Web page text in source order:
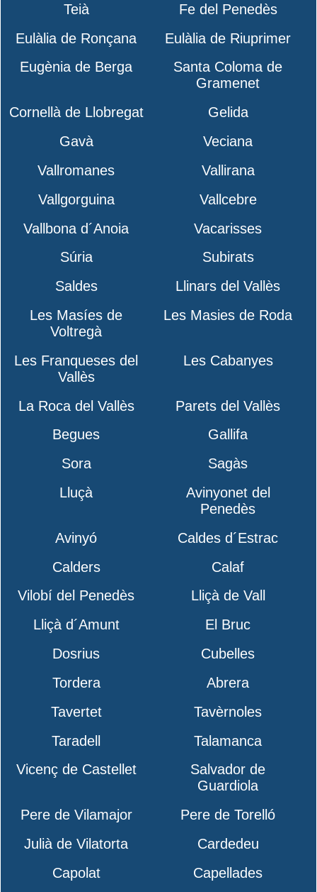
Teià
Fe del Penedès
Eulàlia de Ronçana
Eulàlia de Riuprimer
Eugènia de Berga
Santa Coloma de
Gramenet
Cornellà de Llobregat
Gelida
Gavà
Veciana
Vallromanes
Vallirana
Vallgorguina
Vallcebre
Vallbona d´Anoia
Vacarisses
Súria
Subirats
Saldes
Llinars del Vallès
Les Masíes de
Voltregà
Les Masies de Roda
Les Franqueses del
Vallès
Les Cabanyes
La Roca del Vallès
Parets del Vallès
Begues
Gallifa
Sora
Sagàs
Lluçà
Avinyonet del
Penedès
Avinyó
Caldes d´Estrac
Calders
Calaf
Vilobí del Penedès
Lliçà de Vall
Lliçà d´Amunt
El Bruc
Dosrius
Cubelles
Tordera
Abrera
Tavertet
Tavèrnoles
Taradell
Talamanca
Vicenç de Castellet
Salvador de
Guardiola
Pere de Vilamajor
Pere de Torelló
Julià de Vilatorta
Cardedeu
Capolat
Capellades